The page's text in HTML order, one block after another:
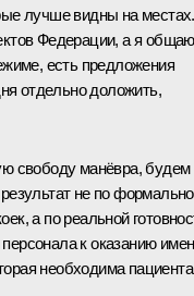
лучше видны на местах.
Федерации, а я
есть предложения
отдельно доложить,
свободу манёвра, будем
не по
а по реальной
к оказанию
необходима